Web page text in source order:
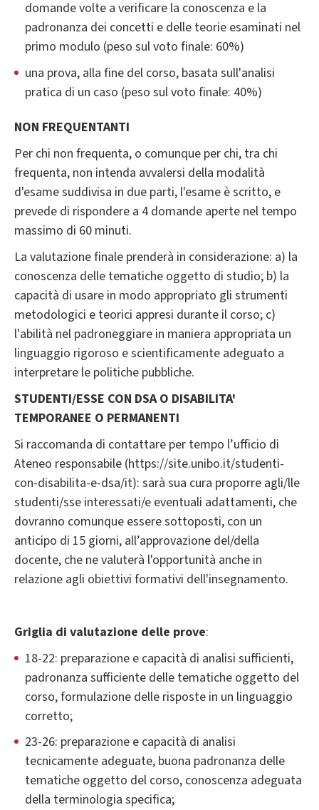
domande volte a verificare la conoscenza e la
padronanza dei concetti e delle teorie esaminati nel
primo modulo (peso sul voto finale: 60%)
una prova, alla fine del corso, basata sull'analisi
pratica di un caso (peso sul voto finale: 40%)
NON FREQUENTANTI
Per chi non frequenta, o comunque per chi, tra chi
frequenta, non intenda avvalersi della modalità
d'esame suddivisa in due parti, l'esame è scritto, e
prevede di rispondere a 4 domande aperte nel tempo
massimo di 60 minuti.
La valutazione finale prenderà in considerazione: a) la
conoscenza delle tematiche oggetto di studio; b) la
capacità di usare in modo appropriato gli strumenti
metodologici e teorici appresi durante il corso; c)
l'abilità nel padroneggiare in maniera appropriata un
linguaggio rigoroso e scientificamente adeguato a
interpretare le politiche pubbliche.
STUDENTI/ESSE CON DSA O DISABILITA'
TEMPORANEE O PERMANENTI
Si raccomanda di contattare per tempo l’ufficio di
Ateneo responsabile (https://site.unibo.it/studenti-
con-disabilita-e-dsa/it): sarà sua cura proporre agli/lle
studenti/sse interessati/e eventuali adattamenti, che
dovranno comunque essere sottoposti, con un
anticipo di 15 giorni, all’approvazione del/della
docente, che ne valuterà l'opportunità anche in
relazione agli obiettivi formativi dell'insegnamento.
Griglia di valutazione delle prove:
18-22: preparazione e capacità di analisi sufficienti,
padronanza sufficiente delle tematiche oggetto del
corso, formulazione delle risposte in un linguaggio
corretto;
23-26: preparazione e capacità di analisi
tecnicamente adeguate, buona padronanza delle
tematiche oggetto del corso, conoscenza adeguata
della terminologia specifica;